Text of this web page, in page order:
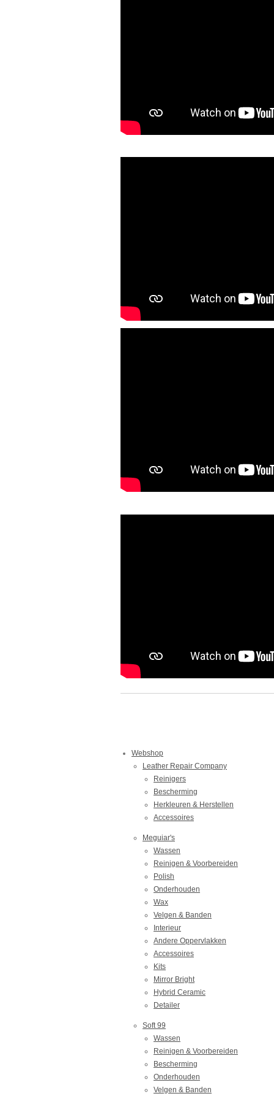
Webshop
Leather Repair Company
Reinigers
Bescherming
Herkleuren & Herstellen
Accessoires
Meguiar's
Wassen
Reinigen & Voorbereiden
Polish
Onderhouden
Wax
Velgen & Banden
Interieur
Andere Oppervlakken
Accessoires
Kits
Mirror Bright
Hybrid Ceramic
Detailer
Soft 99
Wassen
Reinigen & Voorbereiden
Bescherming
Onderhouden
Velgen & Banden